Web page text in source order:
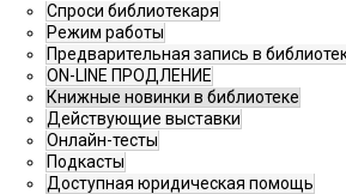
Спроси библиотекаря
Режим работы
Предварительная запись в
ON-LINE ПРОДЛЕНИЕ
Книжные новинки в библиотеке
Действующие выставки
Онлайн-тесты
Подкасты
Доступная юридическая помощь